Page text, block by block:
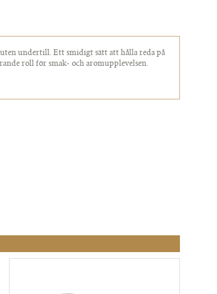
undertill. Ett smidigt sätt att hålla reda på
roll för smak- och aromupplevelsen.